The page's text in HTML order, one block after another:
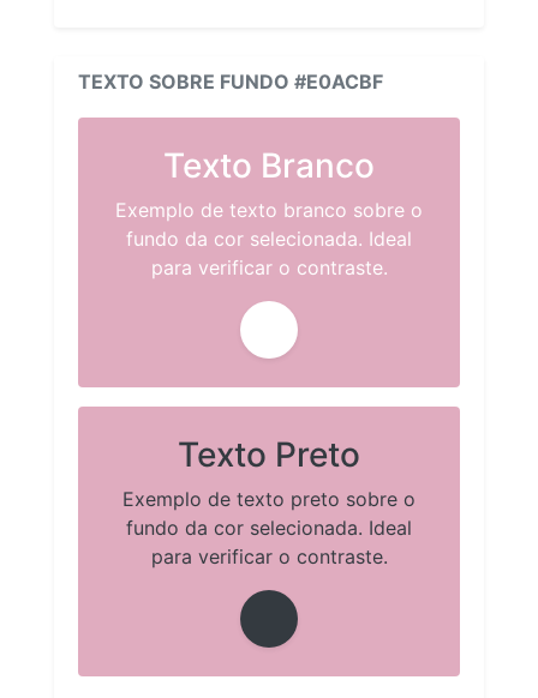
TEXTO SOBRE FUNDO #E0ACBF
Texto Branco
Exemplo de texto branco sobre o
fundo da cor selecionada. Ideal
para verificar o contraste.
Texto Preto
Exemplo de texto preto sobre o
fundo da cor selecionada. Ideal
para verificar o contraste.